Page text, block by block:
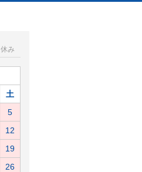
休み
土
5
12
19
26